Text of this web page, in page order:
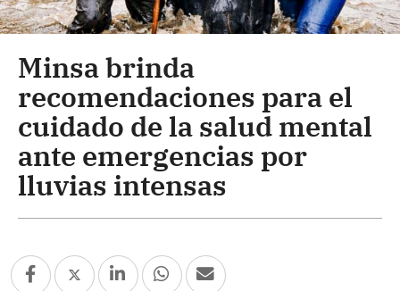
Minsa brinda
recomendaciones para el
cuidado de la salud mental
ante emergencias por
lluvias intensas